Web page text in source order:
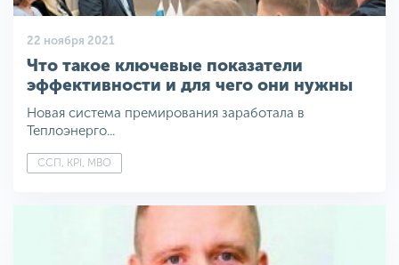
22 ноября 2021
Что такое ключевые показатели
эффективности и для чего они нужны
Новая система премирования заработала в
Теплоэнерго...
ССП, KPI, MBO